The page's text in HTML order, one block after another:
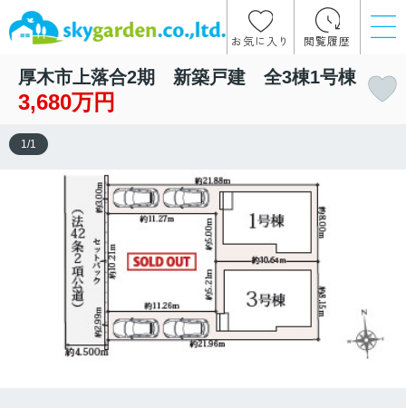
お気に入り 閲覧履歴
厚木市上落合2期 新築戸建 全3棟1号棟
3,680万円
1 /1